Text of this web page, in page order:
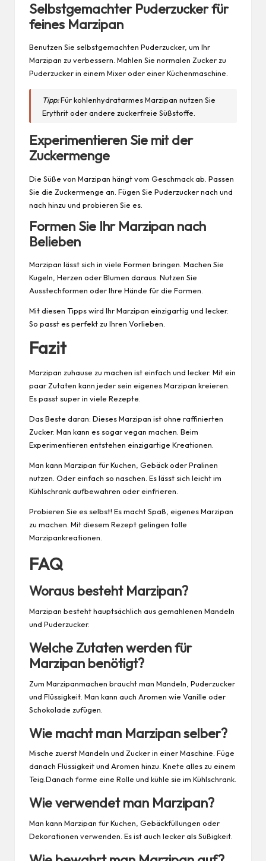
Selbstgemachter Puderzucker für
feines Marzipan
Benutzen Sie selbstgemachten Puderzucker, um Ihr
Marzipan zu verbessern. Mahlen Sie normalen Zucker zu
Puderzucker in einem Mixer oder einer Küchenmaschine.
Tipp:Für kohlenhydratarmes Marzipan nutzen Sie
Erythrit oder andere zuckerfreie Süßstoffe.
Experimentieren Sie mit der
Zuckermenge
Die Süße von Marzipan hängt vom Geschmack ab. Passen
Sie die Zuckermenge an. Fügen Sie Puderzucker nach und
nach hinzu und probieren Sie es.
Formen Sie Ihr Marzipan nach
Belieben
Marzipan lässt sich in viele Formen bringen. Machen Sie
Kugeln, Herzen oder Blumen daraus. Nutzen Sie
Ausstechformen oder Ihre Hände für die Formen.
Mit diesen Tipps wird Ihr Marzipan einzigartig und lecker.
So passt es perfekt zu Ihren Vorlieben.
Fazit
Marzipan zuhause zu machen ist einfach und lecker. Mit ein
paar Zutaten kann jeder sein eigenes Marzipan kreieren.
Es passt super in viele Rezepte.
Das Beste daran: Dieses Marzipan ist ohne raffinierten
Zucker. Man kann es sogar vegan machen. Beim
Experimentieren entstehen einzigartige Kreationen.
Man kann Marzipan für Kuchen, Gebäck oder Pralinen
nutzen. Oder einfach so naschen. Es lässt sich leicht im
Kühlschrank aufbewahren oder einfrieren.
Probieren Sie es selbst! Es macht Spaß, eigenes Marzipan
zu machen. Mit diesem Rezept gelingen tolle
Marzipankreationen.
FAQ
Woraus besteht Marzipan?
Marzipan besteht hauptsächlich aus gemahlenen Mandeln
und Puderzucker.
Welche Zutaten werden für
Marzipan benötigt?
Zum Marzipanmachen braucht man Mandeln, Puderzucker
und Flüssigkeit. Man kann auch Aromen wie Vanille oder
Schokolade zufügen.
Wie macht man Marzipan selber?
Mische zuerst Mandeln und Zucker in einer Maschine. Füge
danach Flüssigkeit und Aromen hinzu. Knete alles zu einem
Teig.Danach forme eine Rolle und kühle sie im Kühlschrank.
Wie verwendet man Marzipan?
Man kann Marzipan für Kuchen, Gebäckfüllungen oder
Dekorationen verwenden. Es ist auch lecker als Süßigkeit.